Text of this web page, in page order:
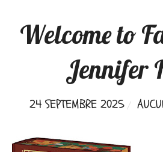
Welcome to
Jennifer
24 SEPTEMBRE 2025